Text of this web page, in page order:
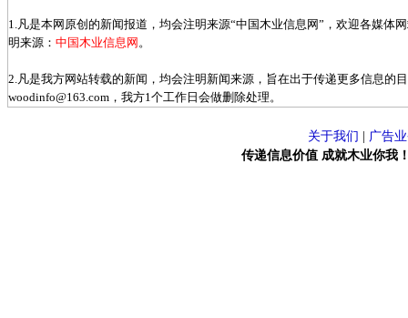
1.凡是本网原创的新闻报道，均会注明来源“中国木业信息网”，欢迎各媒体
明来源： 中国木业信息网 。
2.凡是我方网站转载的新闻，均会注明新闻来源，旨在出于传递更多信息的
woodinfo@163.com，我方1个工作日会做删除处理。
关于我们
广告
传递信息价值 成就木业你我